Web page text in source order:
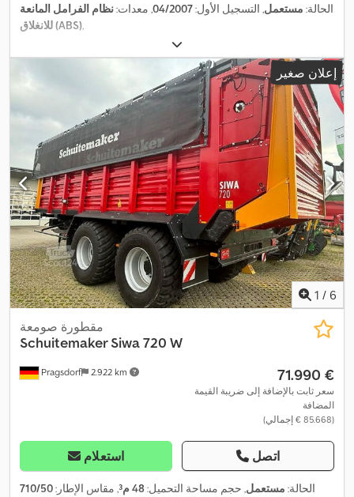
الحالة: مستعمل, التسجيل الأول:04/2007, معدات:نظام الفرامل المانعة
للانغلاق (ABS),
إعلان صغير
1 / 6
Pragsdorf 2.922 km
مقطورة صومعة
Schuitemaker Siwa 720 W
‏71.990 €
سعر ثابت بالإضافة إلى ضريبة القيمة
المضافة
(‏85.668 € إجمالي)
استعلام اتصل
الحالة: مستعمل, حجم مساحة التحميل:48 م³ , مقاس الإطار:710/50